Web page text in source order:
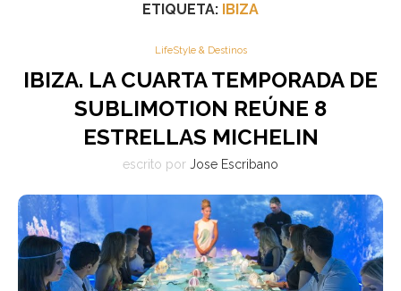
ETIQUETA: IBIZA
LifeStyle & Destinos
IBIZA. LA CUARTA TEMPORADA DE
SUBLIMOTION REÚNE 8
ESTRELLAS MICHELIN
escrito por Jose Escribano